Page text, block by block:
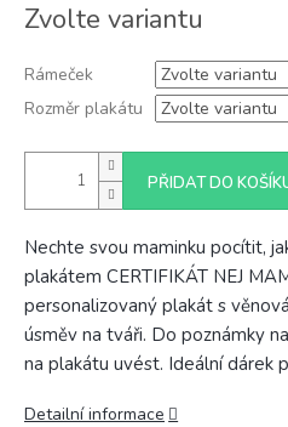
cena:
Zvolte variantu
Rámeček
Rozměr plakátu
PŘIDAT DO
Nechte svou maminku pocítit,
plakátem CERTIFIKÁT NEJ
personalizovaný plakát s
úsměv na tváři. Do poznámky
na plakátu uvést. Ideální dárek
Detailní informace